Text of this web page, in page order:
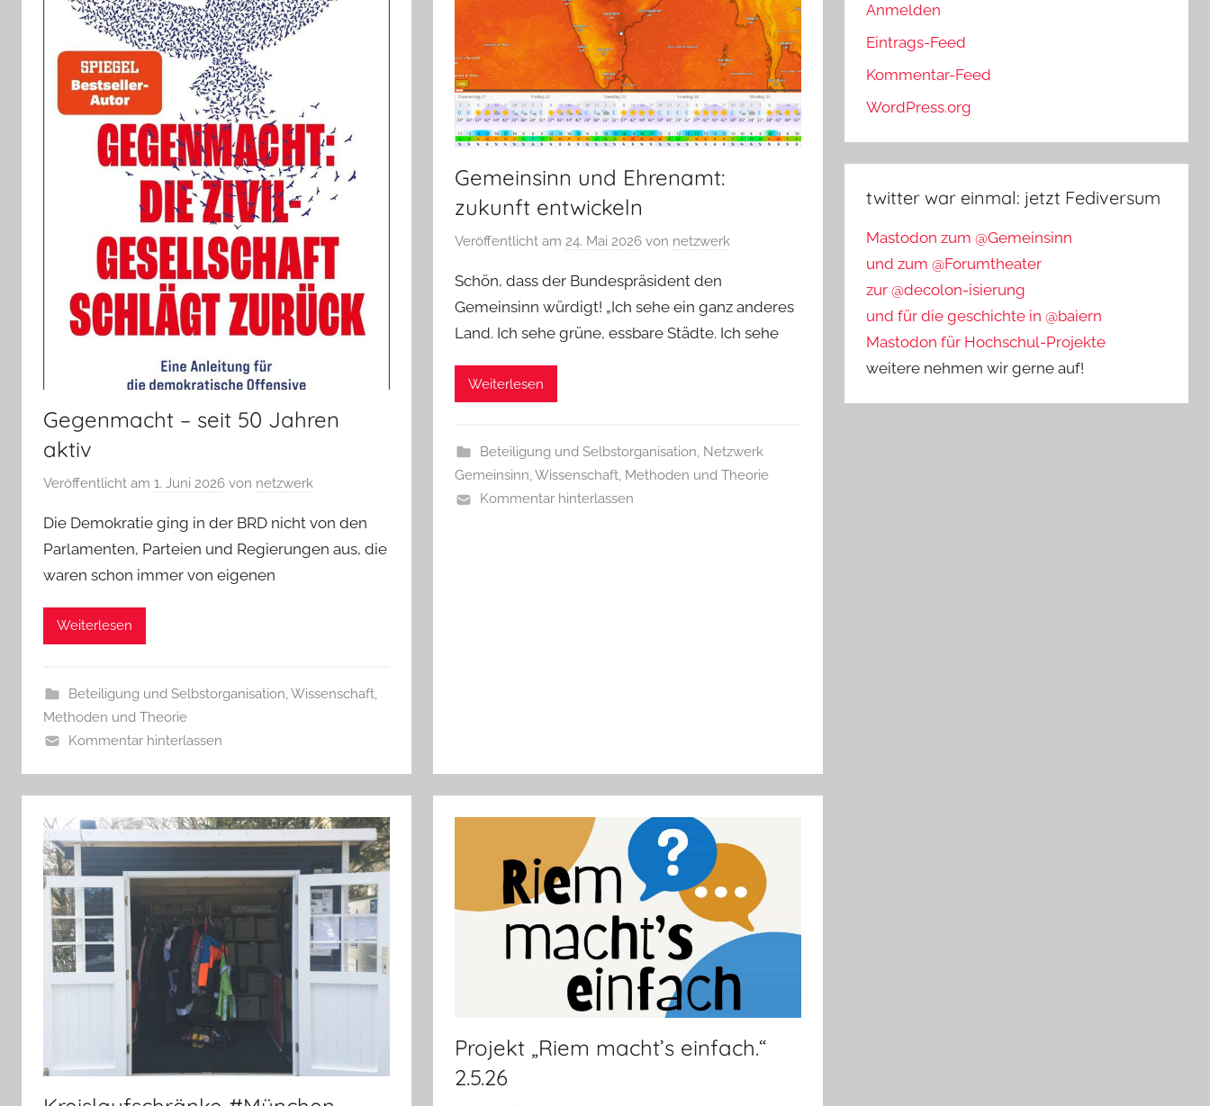
Gegenmacht – seit 50 Jahren
aktiv
Veröffentlicht am 1. Juni 2026 von netzwerk
Die Demokratie ging in der BRD nicht von den
Parlamenten, Parteien und Regierungen aus, die
waren schon immer von eigenen
Weiterlesen
Beteiligung und Selbstorganisation,Wissenschaft,
Methoden und Theorie
Kommentar hinterlassen
Gemeinsinn und Ehrenamt:
zukunft entwickeln
Veröffentlicht am24. Mai 2026 von netzwerk
Schön, dass der Bundespräsident den
Gemeinsinn würdigt! „Ich sehe ein ganz anderes
Land. Ich sehe grüne, essbare Städte. Ich sehe
Weiterlesen
Beteiligung und Selbstorganisation, Netzwerk
Gemeinsinn,Wissenschaft, Methoden und Theorie
Kommentar hinterlassen
Projekt „Riem macht’s einfach.“
2.5.26
Anmelden
Eintrags-Feed
Kommentar-Feed
WordPress.org
twitter war einmal: jetzt Fediversum
Mastodon zum @Gemeinsinn
und zum @Forumtheater
zur @decolon-isierung
und für die geschichte in @baiern
Mastodon für Hochschul-Projekte
weitere nehmen wir gerne auf!